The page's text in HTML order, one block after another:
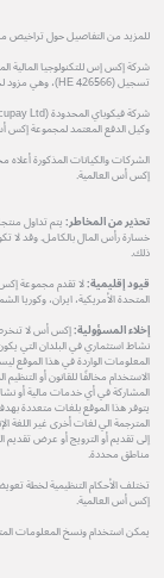
للمزيد من التفاصيل حول تراخيص
تسجيل (HE 426566)، وهي مزود لحلول تكنولوجيا أسواق المال والذراع التكنولوجي لمجموعة إكس أس العالمية.
وكيل الدفع المعتمد لمجموعة إكس
الشركات والكيانات المذكورة
إكس أس العالمية.
تحذير من المخاطر:يتم تداول
خسارة رأس المال بالكامل. وقد لا
ذلك.
قيود إقليمية:لا تقدم مجموعة
المتحدة الأمريكية، ايران، وكوريا
إخلاء المسؤولية:إكس أس لا تنخرط
نشاط استثماري في البلدان التي
المعلومات الواردة في هذا الموقع
الاستخدام مخالفًا للقانون أو
المشاركة في أي خدمات مالية أو
يتوفر هذا الموقع بلغات متعددة
المترجمة الي لغات أخرى غير
إلى تقديم أو الترويج أو عرض تقديم
مناطق محددة.
تختلف الأحكام التنظيمية لخطة
إكس أس العالمية.
يمكن استخدام ونسخ المعلومات